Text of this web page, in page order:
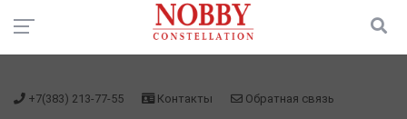
зарегистрироваться" />зарегистрироваться" />
+7(383) 213-77-55 Контакты Обратная связь